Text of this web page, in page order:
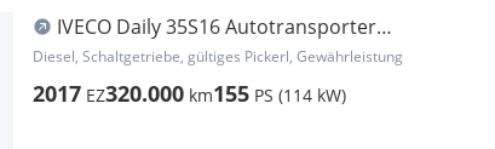
IVECO Daily 35S16 Autotransporter
Abschleppwagen 3,5t Transporter / Kastenwagen
Diesel, Schaltgetriebe, gültiges Pickerl, Gewährleistung
2017 EZ320.000 km155 PS (114 kW)